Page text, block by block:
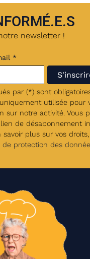
newsletter !
*
par (*) sont
utilisée pour
sur notre activité. Vous
de désabonnement
savoir plus sur vos
de protection des